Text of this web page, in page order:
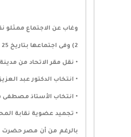
وغاب عن الاجتماع ممثلو
2) وفى اجتماعها بتاريخ 25 نوفمبر 1990 اتخذت الهيئة العامة للاتحاد عديدا من القرارات نذكر أهمها وهو ما جاء بالقرارين ثالثا ورابعا فيما يلي :-
• نقل مقر الاتحاد من
• انتخاب الدكتور عبد
• انتخاب الأستاذ مصطفى
• تجميد عضوية نقابة